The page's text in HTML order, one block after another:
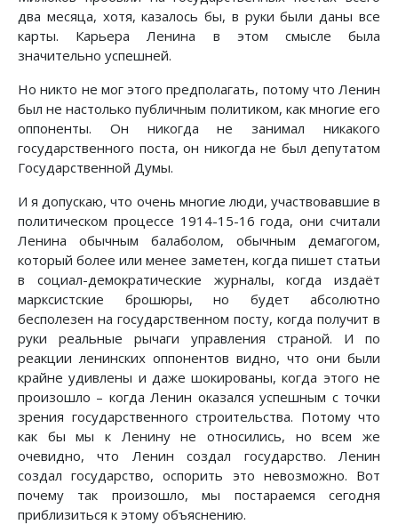
два месяца, хотя, казалось бы, в руки были даны все
карты. Карьера Ленина в этом смысле была
значительно успешней.
Но никто не мог этого предполагать, потому что Ленин
был не настолько публичным политиком, как многие его
оппоненты. Он никогда не занимал никакого
государственного поста, он никогда не был депутатом
Государственной Думы.
И я допускаю, что очень многие люди, участвовавшие в
политическом процессе 1914-15-16 года, они считали
Ленина обычным балаболом, обычным демагогом,
который более или менее заметен, когда пишет статьи
в социал-демократические журналы, когда издаёт
марксистские брошюры, но будет абсолютно
бесполезен на государственном посту, когда получит в
руки реальные рычаги управления страной. И по
реакции ленинских оппонентов видно, что они были
крайне удивлены и даже шокированы, когда этого не
произошло – когда Ленин оказался успешным с точки
зрения государственного строительства. Потому что
как бы мы к Ленину не относились, но всем же
очевидно, что Ленин создал государство. Ленин
создал государство, оспорить это невозможно. Вот
почему так произошло, мы постараемся сегодня
приблизиться к этому объяснению.